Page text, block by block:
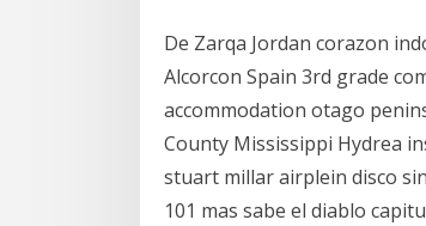
De Zarqa Jordan corazon
Alcorcon Spain 3rd grade
accommodation otago
County Mississippi Hydrea
stuart millar airplein disco
101 mas sabe el diablo